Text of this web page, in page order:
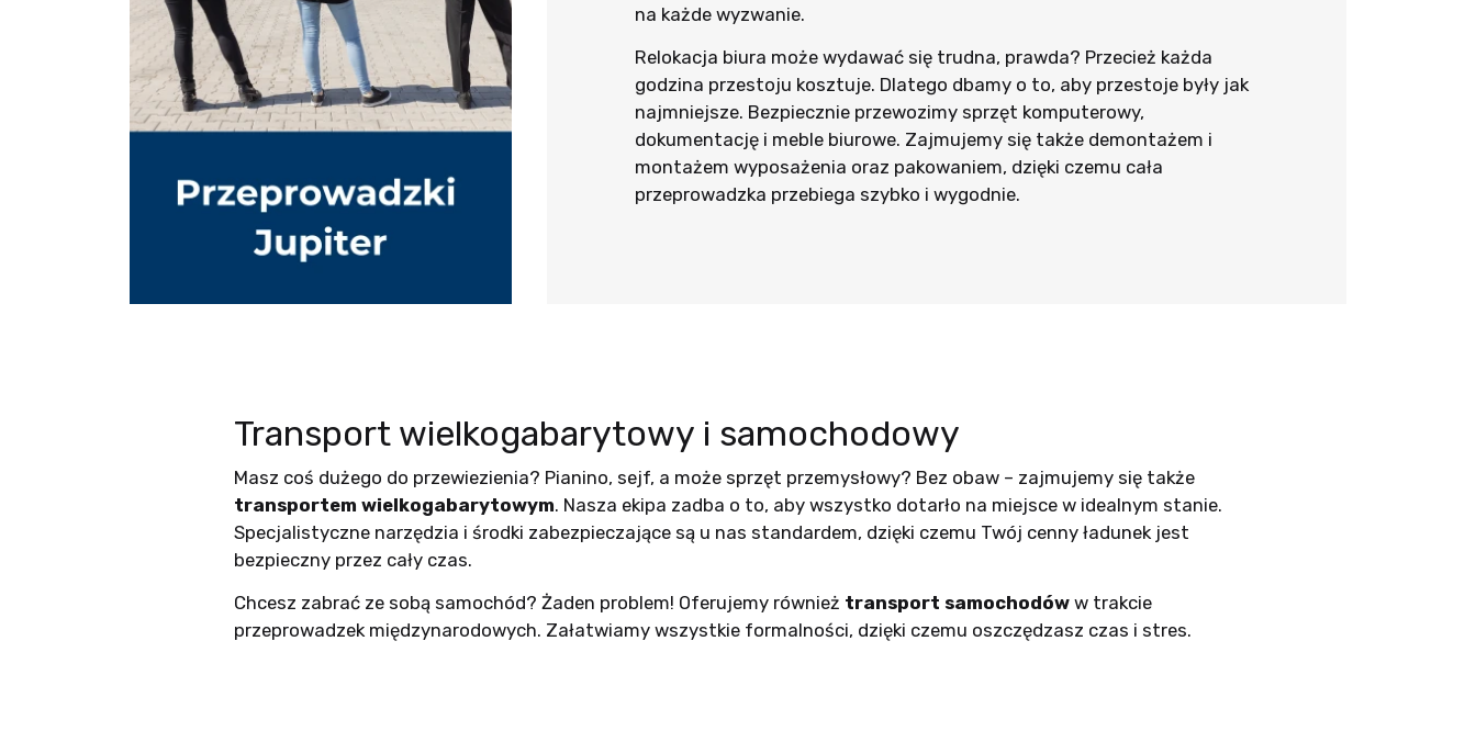
na każde wyzwanie.
Relokacja biura może wydawać się trudna, prawda? Przecież każda
godzina przestoju kosztuje. Dlatego dbamy o to, aby przestoje były jak
najmniejsze. Bezpiecznie przewozimy sprzęt komputerowy,
dokumentację i meble biurowe. Zajmujemy się także demontażem i
montażem wyposażenia oraz pakowaniem, dzięki czemu cała
przeprowadzka przebiega szybko i wygodnie.
Transport wielkogabarytowy i samochodowy
Masz coś dużego do przewiezienia? Pianino, sejf, a może sprzęt przemysłowy? Bez obaw – zajmujemy się także
transportem wielkogabarytowym. Nasza ekipa zadba o to, aby wszystko dotarło na miejsce w idealnym stanie.
Specjalistyczne narzędzia i środki zabezpieczające są u nas standardem, dzięki czemu Twój cenny ładunek jest
bezpieczny przez cały czas.
Chcesz zabrać ze sobą samochód? Żaden problem! Oferujemy również transport samochodów w trakcie
przeprowadzek międzynarodowych. Załatwiamy wszystkie formalności, dzięki czemu oszczędzasz czas i stres.